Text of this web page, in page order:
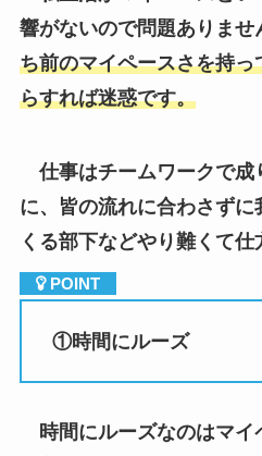
響がないので問題ありませ
ち前のマイペースさを持
らすれば迷惑です。
仕事はチームワークで成
に、皆の流れに合わさず
くる部下などやり難くて仕
①時間にルーズ
時間にルーズなのはマイ